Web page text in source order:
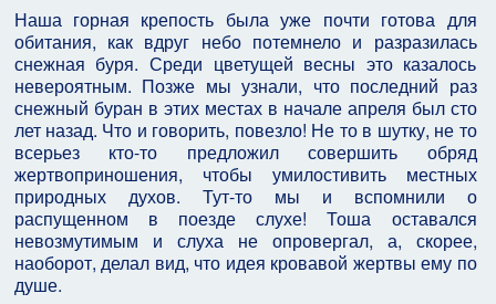
Наша горная крепость была уже почти готова для
обитания, как вдруг небо потемнело и разразилась
снежная буря. Среди цветущей весны это казалось
невероятным. Позже мы узнали, что последний раз
снежный буран в этих местах в начале апреля был сто
лет назад. Что и говорить, повезло! Не то в шутку, не то
всерьез кто-то предложил совершить обряд
жертвоприношения, чтобы умилостивить местных
природных духов. Тут-то мы и вспомнили о
распущенном в поезде слухе! Тоша оставался
невозмутимым и слуха не опровергал, а, скорее,
наоборот, делал вид, что идея кровавой жертвы ему по
душе.